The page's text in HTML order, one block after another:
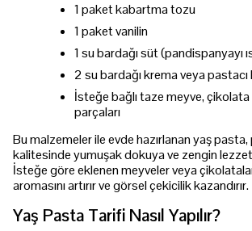
1 paket kabartma tozu
1 paket vanilin
1 su bardağı süt (pandispanyayı
2 su bardağı krema veya pastacı
İsteğe bağlı taze meyve, çikolata
parçaları
Bu malzemeler ile evde hazırlanan yaş
kalitesinde yumuşak dokuya ve zengin
İsteğe göre eklenen meyveler veya
aromasını artırır ve görsel çekicilik kazandırır.
Yaş Pasta Tarifi Nasıl Yapılır?